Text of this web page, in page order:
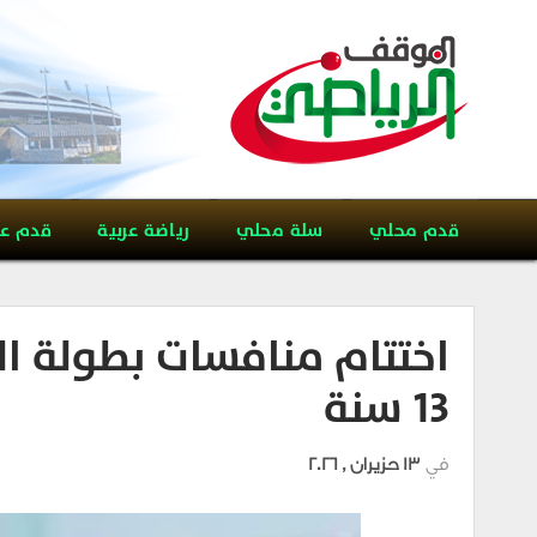
قدم محلي سلة محلي رياضة عربية قدم
اختتام منافسات بطولة
13 سنة
في 13 حزيران , 2026